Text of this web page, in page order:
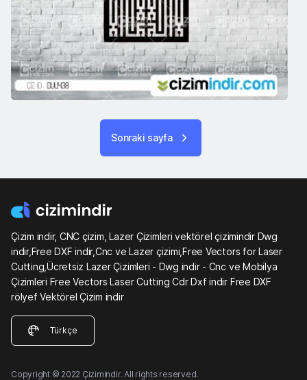
Sonraki sayfa
Çizim indir, CNC çizim, Lazer Çizimleri vektörel çizimindir Dwg
indir,Free DXF indir,Cnc ve Lazer çizimi,Free Vectors for Laser
Cutting,Ücretsiz Lazer Çizimleri - Dwg indir - Cnc ve Mobilya
Çizimleri Free Vectors Laser Cutting Cdr Dxf indir Free DXF
rölyef Vektörel Çizim indir
Türkçe
Copyright © 2022 Çizimindir. All rights reserved.